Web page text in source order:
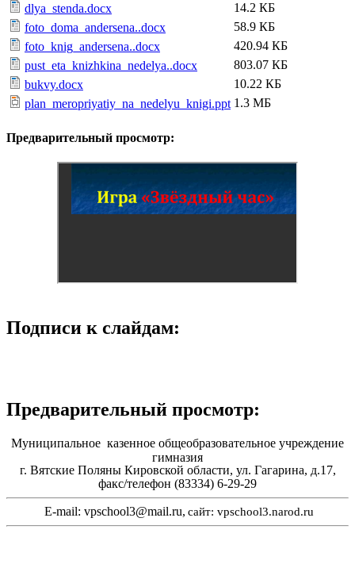
dlya_stenda.docx
14.2 КБ
foto_doma_andersena..docx
58.9 КБ
foto_knig_andersena..docx
420.94 КБ
pust_eta_knizhkina_nedelya..docx
803.07 КБ
bukvy.docx
10.22 КБ
plan_meropriyatiy_na_nedelyu_knigi.ppt 1.3 МБ
Предварительный просмотр:
Подписи к слайдам:
Предварительный просмотр:
Муниципальное казенное общеобразовательное учреждение
гимназия
г. Вятские Поляны Кировской области, ул. Гагарина, д.17,
факс/телефон (83334) 6-29-29
E-mail: vpschool3@mail.ru, сайт: vpschool3.narod.ru